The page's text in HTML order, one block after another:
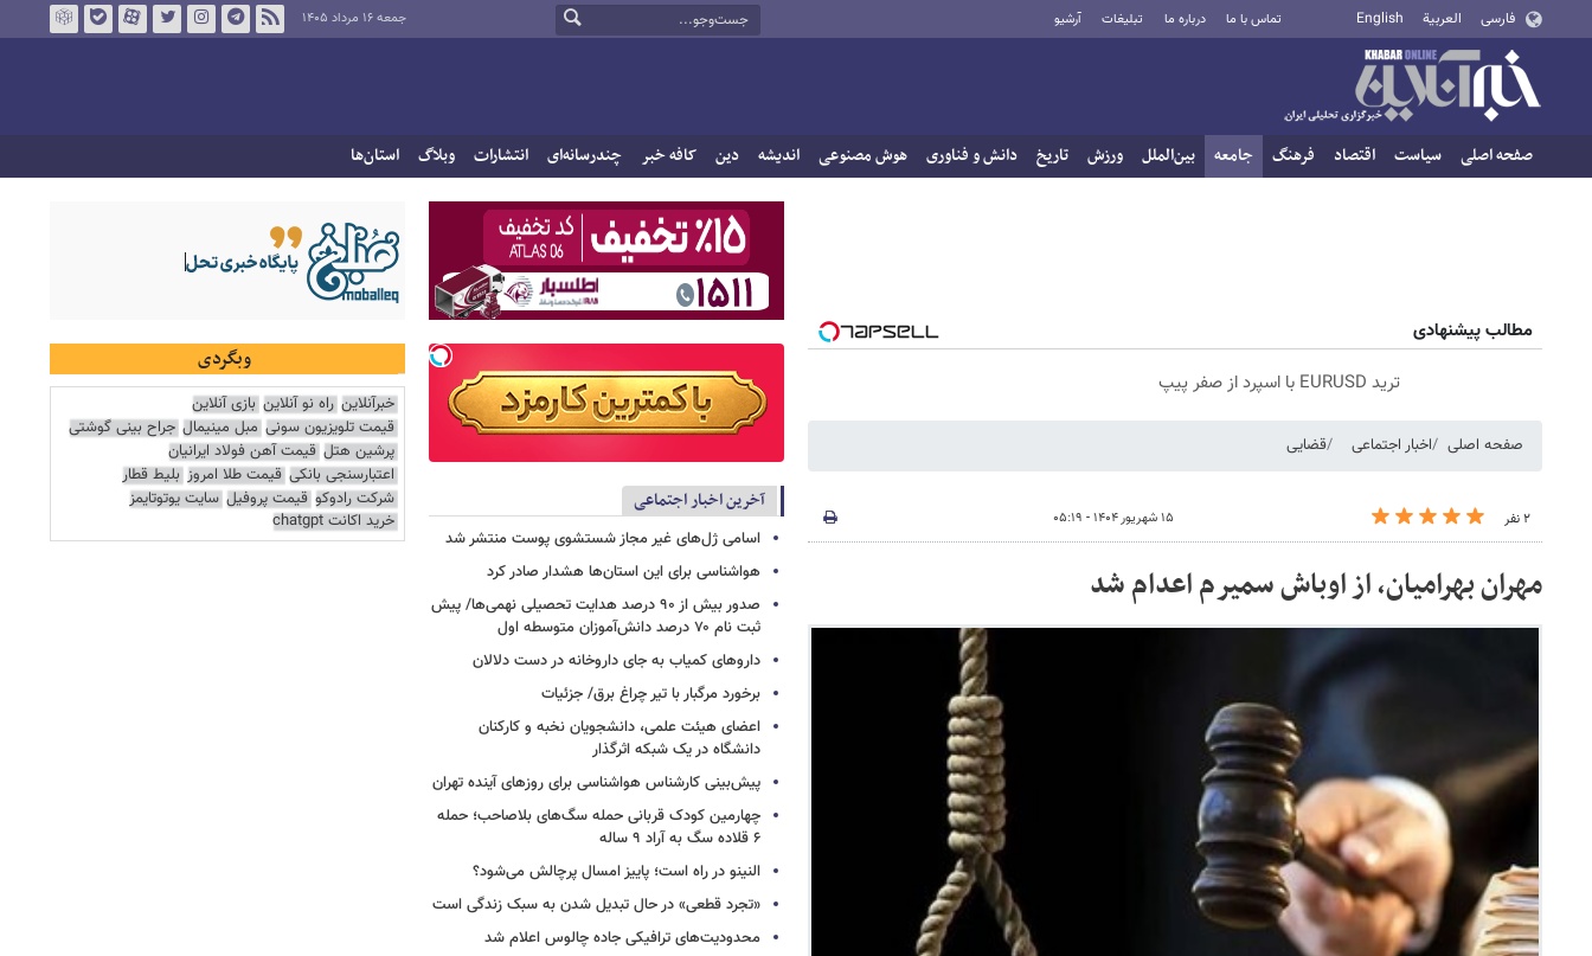
فارسی العربية English تماس با ما درباره ما تبلیغات آرشیو جمعه ۱۶ مرداد ۱۴۰۵
صفحه اصلی سیاست اقتصاد فرهنگ جامعه بین‌الملل ورزش تاریخ دانش و فناوری هوش مصنوعی اندیشه دین کافه خبر چندرسانه‌ای انتشارات وبلاگ استان‌ها
مطالب پیشنهادی
ترید EURUSD با اسپرد از صفر پیپ
صفحه اصلی اخبار اجتماعی قضایی
۲ نفر ۱۵ شهریور ۱۴۰۴ - ۰۵:۱۹
مهران بهرامیان، از اوباش سمیرم اعدام شد
آخرین اخبار اجتماعی
اسامی ژل‌های غیر مجاز شستشوی پوست منتشر شد
هواشناسی برای این استان‌ها هشدار صادر کرد
صدور بیش از ۹۰ درصد هدایت تحصیلی نهمی‌ها/ پیش
ثبت نام ۷۰ درصد دانش‌آموزان متوسطه اول
داروهای کمیاب به جای داروخانه در دست دلالان
برخورد مرگبار با تیر چراغ برق/ جزئیات
اعضای هیئت علمی، دانشجویان نخبه و کارکنان
دانشگاه در یک شبکه‌ اثرگذار
پیش‌بینی کارشناس هواشناسی برای روزهای آینده تهران
چهارمین کودک قربانی حمله سگ‌های بلاصاحب؛ حمله
۶ قلاده سگ به آراد ۹ ساله
النینو در راه است؛ پاییز امسال پرچالش می‌شود؟
«تجرد قطعی» در حال تبدیل شدن به سبک زندگی است
محدودیت‌های ترافیکی جاده چالوس اعلام شد
وبگردی
خبرآنلاین راه نو آنلاین بازی آنلاین
قیمت تلویزیون سونی مبل مینیمال جراح بینی گوشتی
پرشین هتل قیمت آهن فولاد ایرانیان
اعتبارسنجی بانکی قیمت طلا امروز بلیط قطار
شرکت رادوکو قیمت پروفیل سایت یوتوتایمز
خرید اکانت chatgpt